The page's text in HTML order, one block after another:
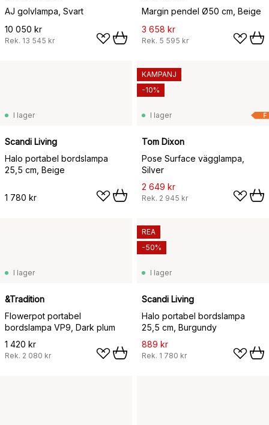
AJ golvlampa, Svart
10 050 kr
Rek. 13 545 kr
Margin pendel Ø50 cm, Beige
3 658 kr
Rek. 5 595 kr
I lager
Scandi Living
Halo portabel bordslampa
25,5 cm, Beige
1 780 kr
F
I lager
Tom Dixon
Pose Surface vägglampa,
Silver
2 649 kr
Rek. 2 945 kr
KAMPANJ
-10%
I lager
&Tradition
Flowerpot portabel
bordslampa VP9, Dark plum
1 420 kr
Rek. 2 080 kr
I lager
Scandi Living
Halo portabel bordslampa
25,5 cm, Burgundy
889 kr
Rek. 1 780 kr
REA
-50%